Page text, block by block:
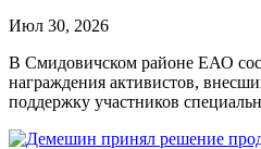
Июл 30, 2026
В Смидовичском районе ЕАО
награждения активистов,
поддержку участников